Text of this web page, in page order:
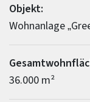
Objekt:
Wohnanlage
36.000 m²